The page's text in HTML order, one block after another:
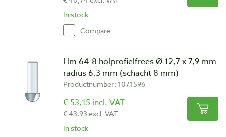
In stock
Compare
Hm 64-8 holprofielfrees Ø 12,7 x 7,9 mm
radius 6,3 mm (schacht 8 mm)
Productnumber: 1071596
€ 53,15 incl. VAT
€ 43,93 excl. VAT
In stock